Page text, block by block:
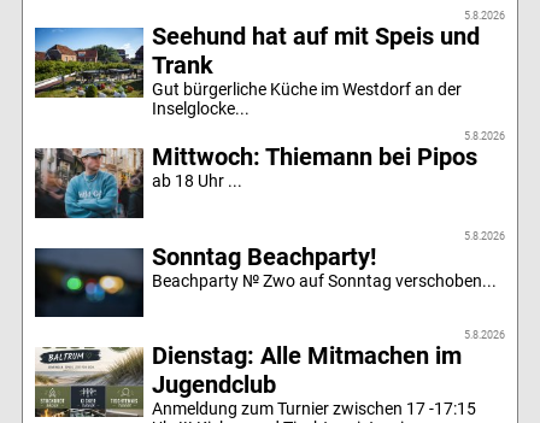
5.8.2026
Seehund hat auf mit Speis und
Trank
Gut bürgerliche Küche im Westdorf an der
Inselglocke...
5.8.2026
Mittwoch: Thiemann bei Pipos
ab 18 Uhr ...
5.8.2026
Sonntag Beachparty!
Beachparty № Zwo auf Sonntag verschoben...
5.8.2026
Dienstag: Alle Mitmachen im
Jugendclub
Anmeldung zum Turnier zwischen 17 -17:15